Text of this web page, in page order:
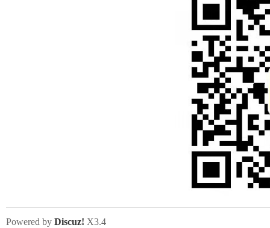
Powered by Discuz! X3.4